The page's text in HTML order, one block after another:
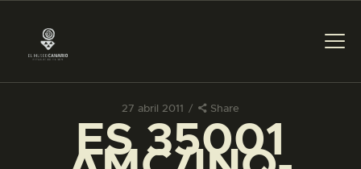
27 abril 2011 Share
ES 35001
PREPARAR LA VISITA